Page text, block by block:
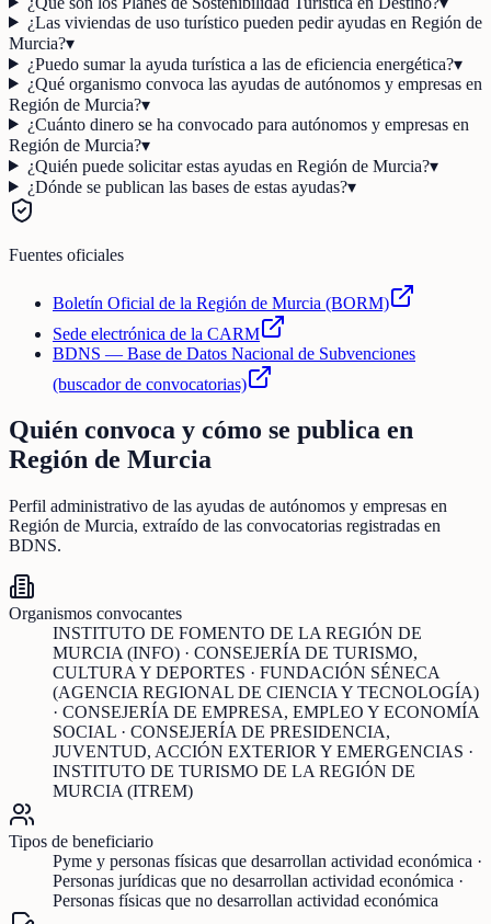
¿Las viviendas de uso turístico pueden pedir ayudas en Región de
Murcia?▾
¿Puedo sumar la ayuda turística a las de eficiencia energética?▾
¿Qué organismo convoca las ayudas de autónomos y empresas en
Región de Murcia?▾
¿Cuánto dinero se ha convocado para autónomos y empresas en
Región de Murcia?▾
¿Quién puede solicitar estas ayudas en Región de Murcia?▾
¿Dónde se publican las bases de estas ayudas?▾
Fuentes oficiales
Boletín Oficial de la Región de Murcia (BORM)
Sede electrónica de la CARM
BDNS — Base de Datos Nacional de Subvenciones
(buscador de convocatorias)
Quién convoca y cómo se publica en
Región de Murcia
Perfil administrativo de las ayudas de autónomos y empresas en
Región de Murcia, extraído de las convocatorias registradas en
BDNS.
Organismos convocantes
INSTITUTO DE FOMENTO DE LA REGIÓN DE
MURCIA (INFO) · CONSEJERÍA DE TURISMO,
CULTURA Y DEPORTES · FUNDACIÓN SÉNECA
(AGENCIA REGIONAL DE CIENCIA Y TECNOLOGÍA)
· CONSEJERÍA DE EMPRESA, EMPLEO Y ECONOMÍA
SOCIAL · CONSEJERÍA DE PRESIDENCIA,
JUVENTUD, ACCIÓN EXTERIOR Y EMERGENCIAS ·
INSTITUTO DE TURISMO DE LA REGIÓN DE
MURCIA (ITREM)
Tipos de beneficiario
Pyme y personas físicas que desarrollan actividad económica ·
Personas jurídicas que no desarrollan actividad económica ·
Personas físicas que no desarrollan actividad económica